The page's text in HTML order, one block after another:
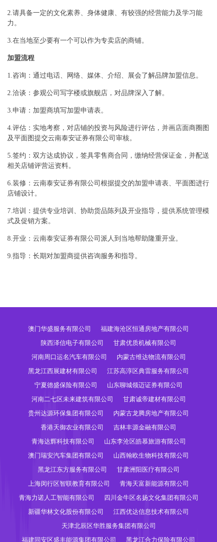
2.请具备一定的文化素养、身体健康、有较强的经营能力及学习能
力。
3.在当地至少要有一个可以作为专卖店的商铺。
加盟流程
1.咨询：通过电话、网络、媒体、介绍、展会了解品牌加盟信息。
2.洽谈：参观公司写字楼或旗舰店，对品牌深入了解。
3.申请：加盟商填写加盟申请表。
4.评估：实地考察，对店铺的投资与风险进行评估，并画店面商圈图
及平面图提交云南泰安证券有限公司审核。
5.签约：双方达成协议，签具零售商合同，缴纳经营保证金，并配送
相关店铺评营运资料。
6.装修：云南泰安证券有限公司根据提交的加盟申请表、平面图进行
店铺设计。
7.培训：提供专业培训、协助货品陈列及开业指导，提供系统管理模
式及促销方案。
8.开业：云南泰安证券有限公司派人到当地帮助隆重开业。
9.指导：长期对加盟商提供咨询服务和指导。
澳门华盛服务有限公司
福建海沧区恒通房地产有限公司
陕西泽信电子有限公司
甘肃优质机械有限公司
河南周口运名汽车有限公司
内蒙古维达物流有限公司
黑龙江西展建材有限公司
江苏高淳区典雷服务有限公司
宁夏德盛保险有限公司
山东聊城领迈证券有限公司
河南二七区未来建筑有限公司
甘肃诚帝建材有限公司
贵州达源环保集团有限公司
内蒙古龙腾房地产有限公司
香港天御农业有限公司
吉林丰源金融有限公司
青海达辉科技有限公司
山东李沧区皓慕旅游有限公司
澳门瑞安汽车集团有限公司
山西翰欧生物科技有限公司
黑龙江东方服务有限公司
甘肃洲阳医疗有限公司
上海闵行区智联教育有限公司
青海天富新能源有限公司
青海力诺人工智能有限公司
四川金牛区名扬文化集团有限公司
新疆华林文化股份有限公司
江西优达信息技术有限公司
天津北辰区华胜服务集团有限公司
福建同安区盛丰能源集团有限公司
黑龙江合力保险有限公司